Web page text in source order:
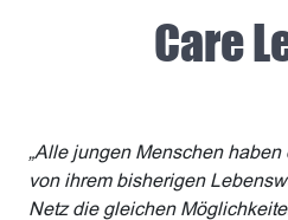
Care
„Alle jungen Menschen
von ihrem bisherigen
Netz die gleichen